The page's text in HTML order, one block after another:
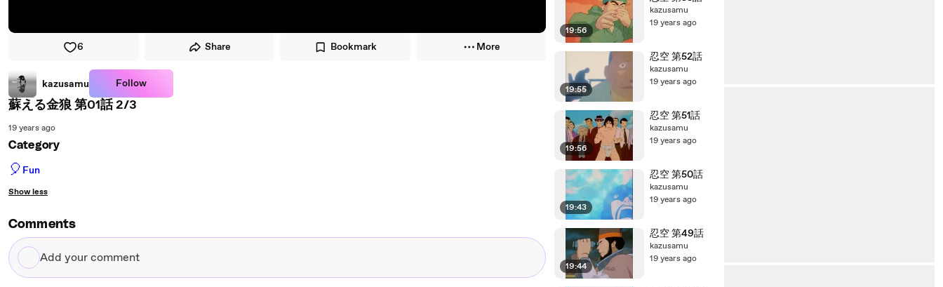
6 Share Bookmark More
kazusamu Follow
蘇える金狼 第01話 2/3
19 years ago
Category
🎈 Fun
Show less
Comments
Add
your
19:56
kazusamu
19 years ago
19:55
忍空 第52話
kazusamu
19 years ago
19:56
忍空 第51話
kazusamu
19 years ago
19:43
忍空 第50話
kazusamu
19 years ago
19:44
忍空 第49話
kazusamu
19 years ago